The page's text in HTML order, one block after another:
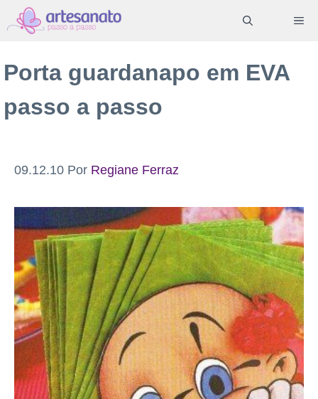
Pular
para
conteúdo
Porta guardanapo em EVA
passo a passo
09.12.10 Por Regiane Ferraz